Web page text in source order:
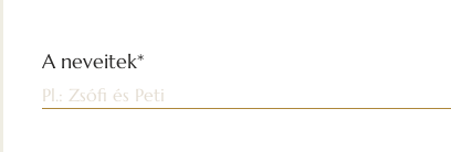
A neveitek*